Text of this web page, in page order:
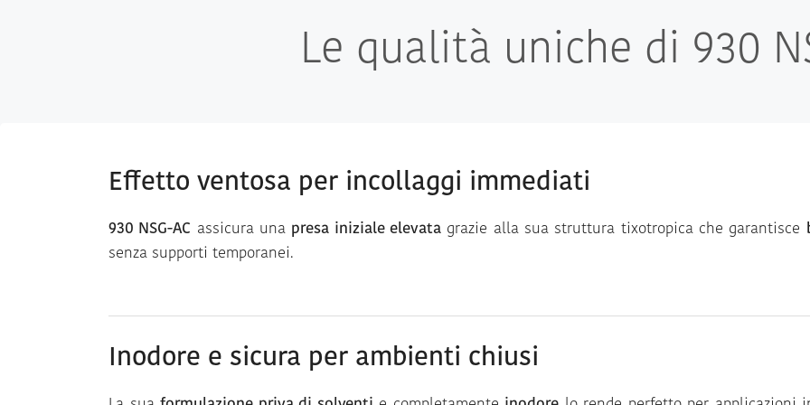
Le qualità uniche di 930
Effetto ventosa per incollaggi immediati
930 NSG-AC assicura una presa iniziale elevata grazie alla sua struttura tixotropica che garantisce
senza supporti temporanei.
Inodore e sicura per ambienti chiusi